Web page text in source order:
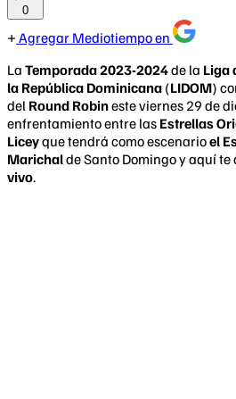
0
Agregar Mediotiempo en
La Temporada 2023-2024de la Liga
la República Dominicana (LIDOM)
del Round Robineste viernes 29 de
enfrentamiento entre las Estrellas
Liceyque tendrá como escenarioel
Marichalde Santo Domingo y aquí te
vivo.